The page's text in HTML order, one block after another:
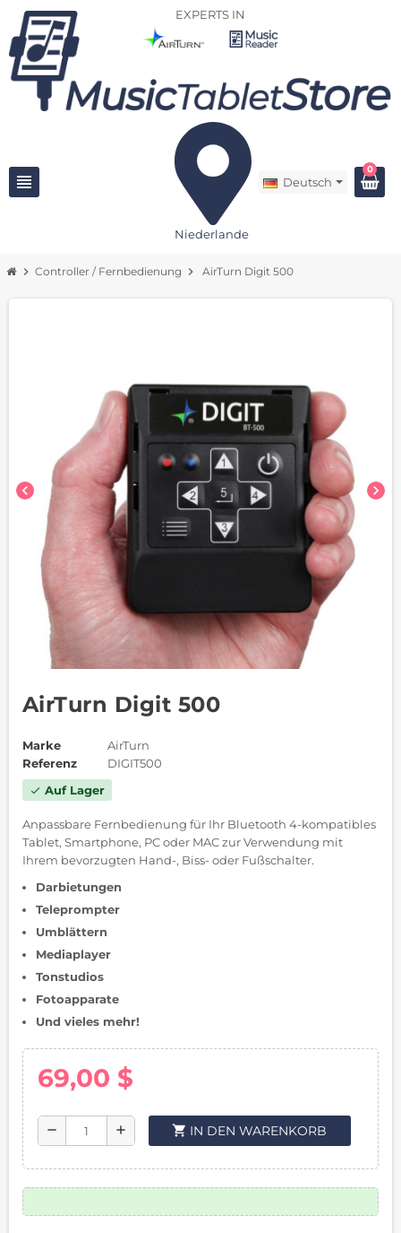
EXPERTS IN
view_headline
Niederlande
Deutsch
0
chevron_right Controller / Fernbedienung chevron_right AirTurn Digit 500
chevron_left chevron_right
AirTurn Digit 500
Marke
AirTurn
Referenz
DIGIT500
check Auf Lager
Anpassbare Fernbedienung für Ihr Bluetooth 4-kompatibles
Tablet, Smartphone, PC oder MAC zur Verwendung mit
Ihrem bevorzugten Hand-, Biss- oder Fußschalter.
Darbietungen
Teleprompter
Umblättern
Mediaplayer
Tonstudios
Fotoapparate
Und vieles mehr!
69,00 $
remove add shopping_cart IN DEN WARENKORB